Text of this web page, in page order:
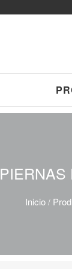
PIERNAS
Inicio /